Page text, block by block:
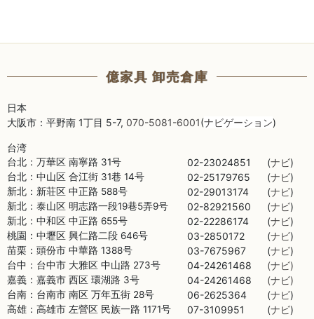
億家具 卸売倉庫
日本
大阪市：平野南 1丁目 5-7, 070-5081-6001(ナビゲーション)
台湾
台北：万華区 南寧路 31号
02-23024851 (ナビ)
台北：中山区 合江街 31巷 14号 02-25179765 (ナビ)
新北：新荘区 中正路 588号 02-29013174 (ナビ)
新北：泰山区 明志路一段19巷5弄9号 02-82921560 (ナビ)
新北：中和区 中正路 655号 02-22286174 (ナビ)
桃園：中壢区 興仁路二段 646号 03-2850172 (ナビ)
苗栗：頭份市 中華路 1388号 03-7675967 (ナビ)
台中：台中市 大雅区 中山路 273号 04-24261468 (ナビ)
嘉義：嘉義市 西区 環湖路 3号 04-24261468 (ナビ)
台南：台南市 南区 万年五街 28号 06-2625364 (ナビ)
高雄：高雄市 左營区 民族一路 1171号 07-3109951 (ナビ)